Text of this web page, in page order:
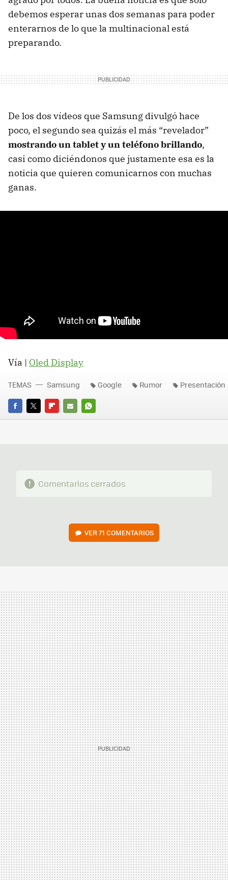
debemos esperar unas dos semanas para poder
enterarnos de lo que la multinacional está
preparando.
De los dos vídeos que Samsung divulgó hace
poco, el segundo sea quizás el más “revelador”
mostrando un tablet y un teléfono brillando,
casi como diciéndonos que justamente esa es la
noticia que quieren comunicarnos con muchas
ganas.
Vía | Oled Display
FACEBOOK
TWITTERFLIPBOARD
E-
WHATSAPP
TEMAS Samsung Google Rumor Presentación
Comentarios cerrados
VER71 COMENTARIOS